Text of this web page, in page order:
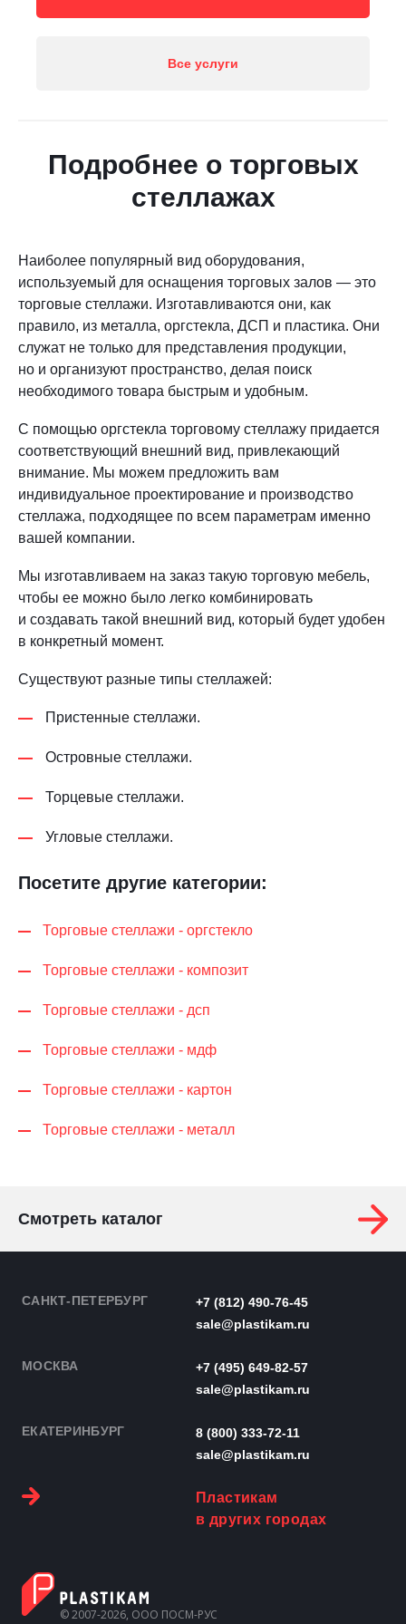
Все услуги
Подробнее о торговых
стеллажах
Наиболее популярный вид оборудования,
используемый для оснащения торговых залов — это
торговые стеллажи. Изготавливаются они, как
правило, из металла, оргстекла, ДСП и пластика. Они
служат не только для представления продукции,
но и организуют пространство, делая поиск
необходимого товара быстрым и удобным.
С помощью оргстекла торговому стеллажу придается
соответствующий внешний вид, привлекающий
внимание. Мы можем предложить вам
индивидуальное проектирование и производство
стеллажа, подходящее по всем параметрам именно
вашей компании.
Мы изготавливаем на заказ такую торговую мебель,
чтобы ее можно было легко комбинировать
и создавать такой внешний вид, который будет удобен
в конкретный момент.
Существуют разные типы стеллажей:
Пристенные стеллажи.
Островные стеллажи.
Торцевые стеллажи.
Угловые стеллажи.
Посетите другие категории:
Торговые стеллажи - оргстекло
Торговые стеллажи - композит
Торговые стеллажи - дсп
Торговые стеллажи - мдф
Торговые стеллажи - картон
Торговые стеллажи - металл
Смотреть каталог
САНКТ-ПЕТЕРБУРГ
+7 (812) 490-76-45
sale@plastikam.ru
МОСКВА
+7 (495) 649-82-57
sale@plastikam.ru
ЕКАТЕРИНБУРГ
8 (800) 333-72-11
sale@plastikam.ru
Пластикам
в других городах
© 2007-2026, ООО ПОСМ-РУС